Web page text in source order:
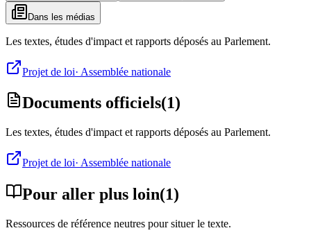
Dans les médias
Les textes, études d'impact et rapports déposés au Parlement.
Projet de loi· Assemblée nationale
Documents officiels(1)
Les textes, études d'impact et rapports déposés au Parlement.
Projet de loi· Assemblée nationale
Pour aller plus loin(1)
Ressources de référence neutres pour situer le texte.